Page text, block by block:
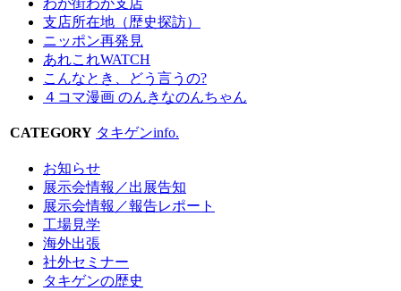
わが街わが支店
支店所在地（歴史探訪）
ニッポン再発見
あれこれWATCH
こんなとき、どう言うの?
４コマ漫画 のんきなのんちゃん
CATEGORY タキゲンinfo.
お知らせ
展示会情報／出展告知
展示会情報／報告レポート
工場見学
海外出張
社外セミナー
タキゲンの歴史